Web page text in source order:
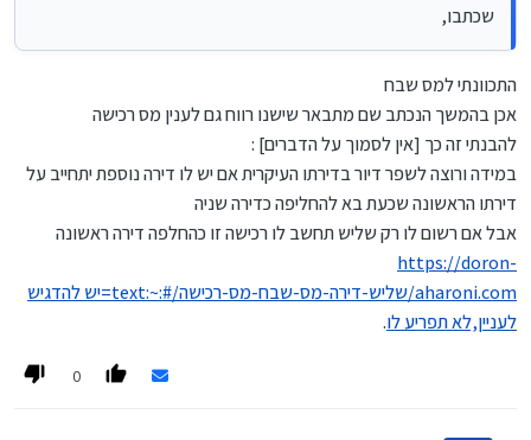
שכתבו,
התכוונתי למס שבח
אכן בהמשך הנכתב שם מתבאר שישנו רווח גם לענין מס רכישה
להבנתי זה כך [אין לסמוך על הדברים] :
במידה ורוצה לשפר דיור בדירתו העיקרית אם יש לו דירה נוספת יתחייב על
דירתו הראשונה שכעת בא להחליפה כדירה שניה
אבל אם רשום לו רק שליש תחשב לו רכישה זו כהחלפה דירה ראשונה
https://doron-
aharoni.com/שליש-דירה-מס-שבח-מס-רכישה/#:~:text=יש להדגיש
לעניין,לא תפריע לו.
0